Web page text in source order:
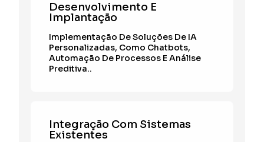
Desenvolvimento E
Implantação
Implementação De Soluções De IA
Personalizadas, Como Chatbots,
Automação De Processos E Análise
Preditiva..
Integração Com Sistemas
Existentes